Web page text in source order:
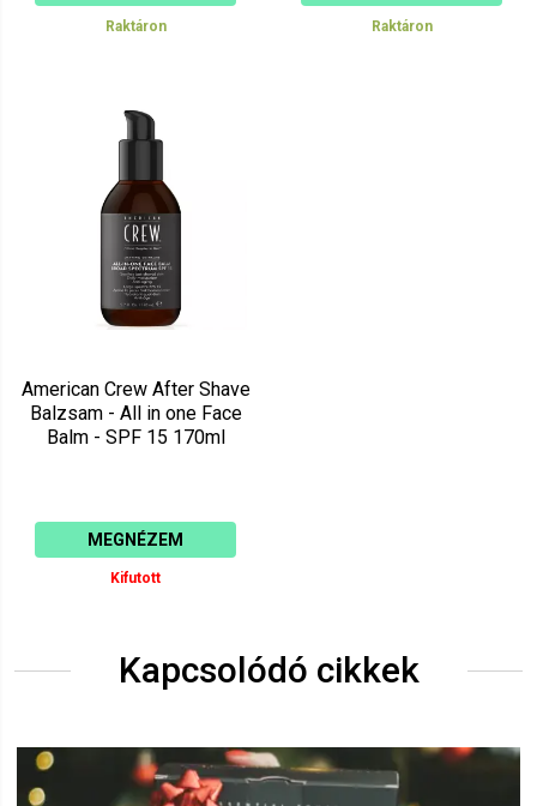
Raktáron Raktáron
American Crew After Shave
Balzsam - All in one Face
Balm - SPF 15 170ml
MEGNÉZEM
Kifutott
Kapcsolódó cikkek